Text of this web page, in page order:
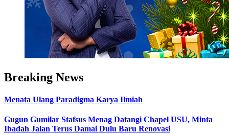
Breaking News
Menata Ulang Paradigma Karya Ilmiah
Gugun Gumilar Stafsus Menag Datangi Chapel USU, Minta
Ibadah Jalan Terus Damai Dulu Baru Renovasi